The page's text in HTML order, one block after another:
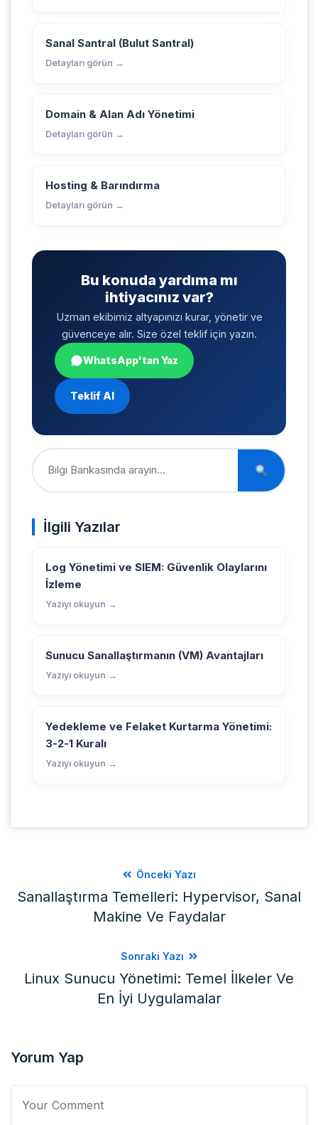
Sanal Santral (Bulut Santral)
Detayları görün →
Domain & Alan Adı Yönetimi
Detayları görün →
Hosting & Barındırma
Detayları görün →
Bu konuda yardıma mı
ihtiyacınız var?
Uzman ekibimiz altyapınızı kurar, yönetir ve
güvenceye alır. Size özel teklif için yazın.
WhatsApp'tan Yaz
Teklif Al
İlgili Yazılar
Log Yönetimi ve SIEM: Güvenlik Olaylarını
İzleme
Yazıyı okuyun →
Sunucu Sanallaştırmanın (VM) Avantajları
Yazıyı okuyun →
Yedekleme ve Felaket Kurtarma Yönetimi:
3-2-1 Kuralı
Yazıyı okuyun →
Önceki Yazı
Sanallaştırma Temelleri: Hypervisor, Sanal
Makine Ve Faydalar
Sonraki Yazı
Linux Sunucu Yönetimi: Temel İlkeler Ve
En İyi Uygulamalar
Yorum Yap